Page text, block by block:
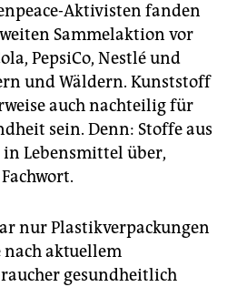
Aktivisten fanden
Sammelaktion vor
PepsiCo, Nestlé und
und Wäldern. Kunststoff
auch nachteilig für
sein. Denn: Stoffe aus
in Lebensmittel über,
nur Plastikverpackungen
nach aktuellem
gesundheitlich